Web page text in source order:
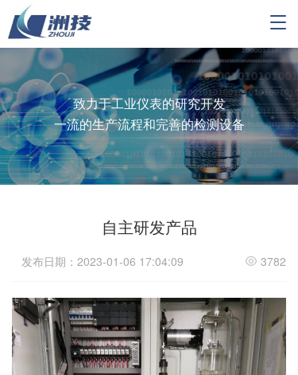
T
g
g
l
e
n
a
v
i
g
n
致力于工业仪表的研究开发
一流的生产流程和完善的检测设备
自主研发产品
发布日期：2023-01-06 17:04:09 3782